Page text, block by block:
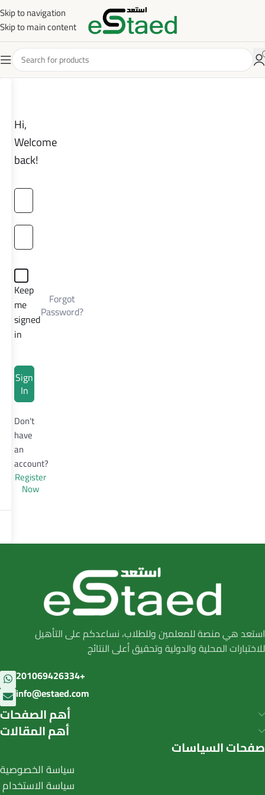
Skip to navigation
Skip to main content
Hi,
Welcome
back!
Keep
me
signed
in
Forgot
Password?
Sign
In
Don't
have
an
account?
Register
Now
استعد هي منصة للمعلمين وللطلاب، نساعدكم على التأهيل
للاختبارات المحلية والدولية وتحقيق أعلى النتائج
201069426334+
info@estaed.com
أهم الصفحات
أهم المقالات
صفحات السياسات
سياسة الخصوصية
سياسة الاستخدام